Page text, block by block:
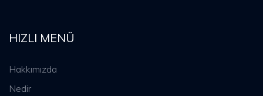
HIZLI MENÜ
Hakkımızda
Nedir